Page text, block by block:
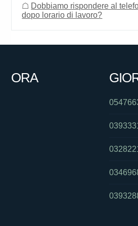
☖ Dobbiamo rispondere al
dopo lorario di lavoro?
ORA